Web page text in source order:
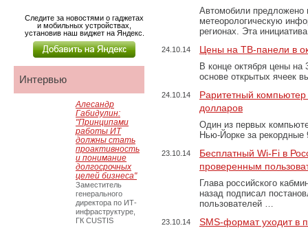
Автомобили предложено
метеорологическую
регионах. Эта
24.10.14 Цены на ТВ-панели в
В конце октября цены
основе открытых ячеек
24.10.14
Раритетный
долларов
Один из первых
Нью-Йорке за
23.10.14
Бесплатный Wi-Fi в
проверенным
Глава российского
назад подписал
пользователей …
23.10.14 SMS-формат уходит в
Следите за новостями о гаджетах
и мобильных устройствах,
установив наш виджет на Яндекс.
Интервью
Алесандр
Габидулин:
"Принципами
работы ИТ
должны стать
проактивность
и понимание
долгосрочных
целей бизнеса"
Заместитель
генерального
директора по ИТ-
инфраструктуре,
ГК CUSTIS